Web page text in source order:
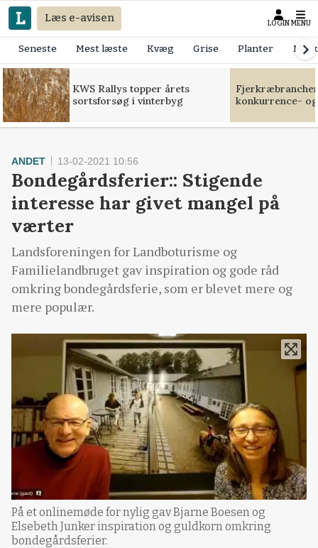
Læs e-avisen LOGIN MENU
Seneste Mest læste Kvæg Grise Planter
KWS Rallys topper årets
sortsforsøg i vinterbyg
konkurrence-
ANDET 13-02-2021 10:56
Bondegårdsferier:: Stigende
interesse har givet mangel på
værter
Landsforeningen for Landboturisme og
Familielandbruget gav inspiration og gode råd
omkring bondegårdsferie, som er blevet mere og
mere populær.
På et onlinemøde for nylig gav Bjarne Boesen og
Elsebeth Junker inspiration og guldkorn omkring
bondegårdsferier.